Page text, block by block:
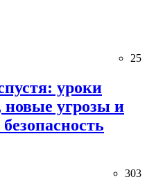
25
уроки
новые угрозы и
303